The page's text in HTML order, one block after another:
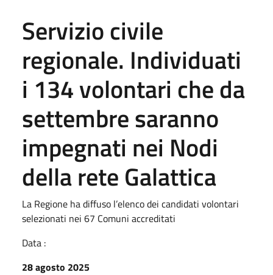
Servizio civile
regionale. Individuati
i 134 volontari che da
settembre saranno
impegnati nei Nodi
della rete Galattica
La Regione ha diffuso l’elenco dei candidati volontari
selezionati nei 67 Comuni accreditati
Data :
28 agosto 2025